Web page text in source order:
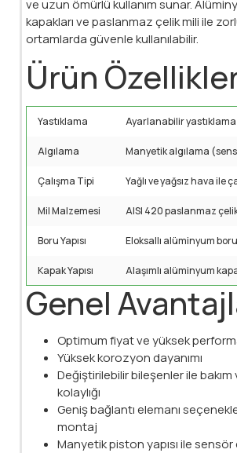
ve uzun ömürlü kullanım sunar.
kapakları ve paslanmaz çelik mili ile
ortamlarda güvenle kullanılabilir.
Ürün
Yastıklama Ayarlanabilir yastıklama
Algılama Manyetik algılama
Çalışma Tipi Yağlı ve yağsız hava ile
Mil Malzemesi AISI 420 paslanmaz
Boru Yapısı Eloksallı alüminyum boru
Kapak Yapısı Alaşımlı alüminyum
Genel
Optimum fiyat ve yüksek
Yüksek korozyon dayanımı
Değiştirilebilir bileşenler ile bakım
kolaylığı
Geniş bağlantı elemanı
montaj
Manyetik piston yapısı ile